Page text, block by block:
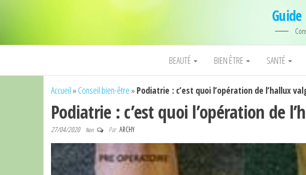
BEAUTÉ BIEN ÊTRE SANTÉ
Accueil » Conseil bien-être » Podiatrie : c’est quoi l’opération de l’hallux
Podiatrie : c’est quoi l’opération de
27/04/2020 Non Par ARCHY